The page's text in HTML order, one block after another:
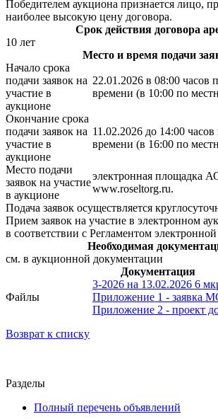
Победителем аукциона признается лицо,
наиболее высокую цену договора.
Срок действия договора
10 лет
Место и время подачи
Начало срока
подачи заявок на
участие в
аукционе
22.01.2026 в 08:00 часов
времени (в 10:00 по
Окончание срока
подачи заявок на
участие в
аукционе
11.02.2026 до 14:00
времени (в 16:00 по
Место подачи
заявок на участие
в аукционе
электронная площадка
www.roseltorg.ru.
Подача заявок осуществляется
Прием заявок на участие в электронном
в соответствии с Регламентом
Необходимая
см. в аукционной документации
Документация
Файлы
3-2026 на 13.02.2026 6
Приложение 1 - заявка
Приложение 2 - проект
Возврат к списку
Разделы
Полный перечень объявлений